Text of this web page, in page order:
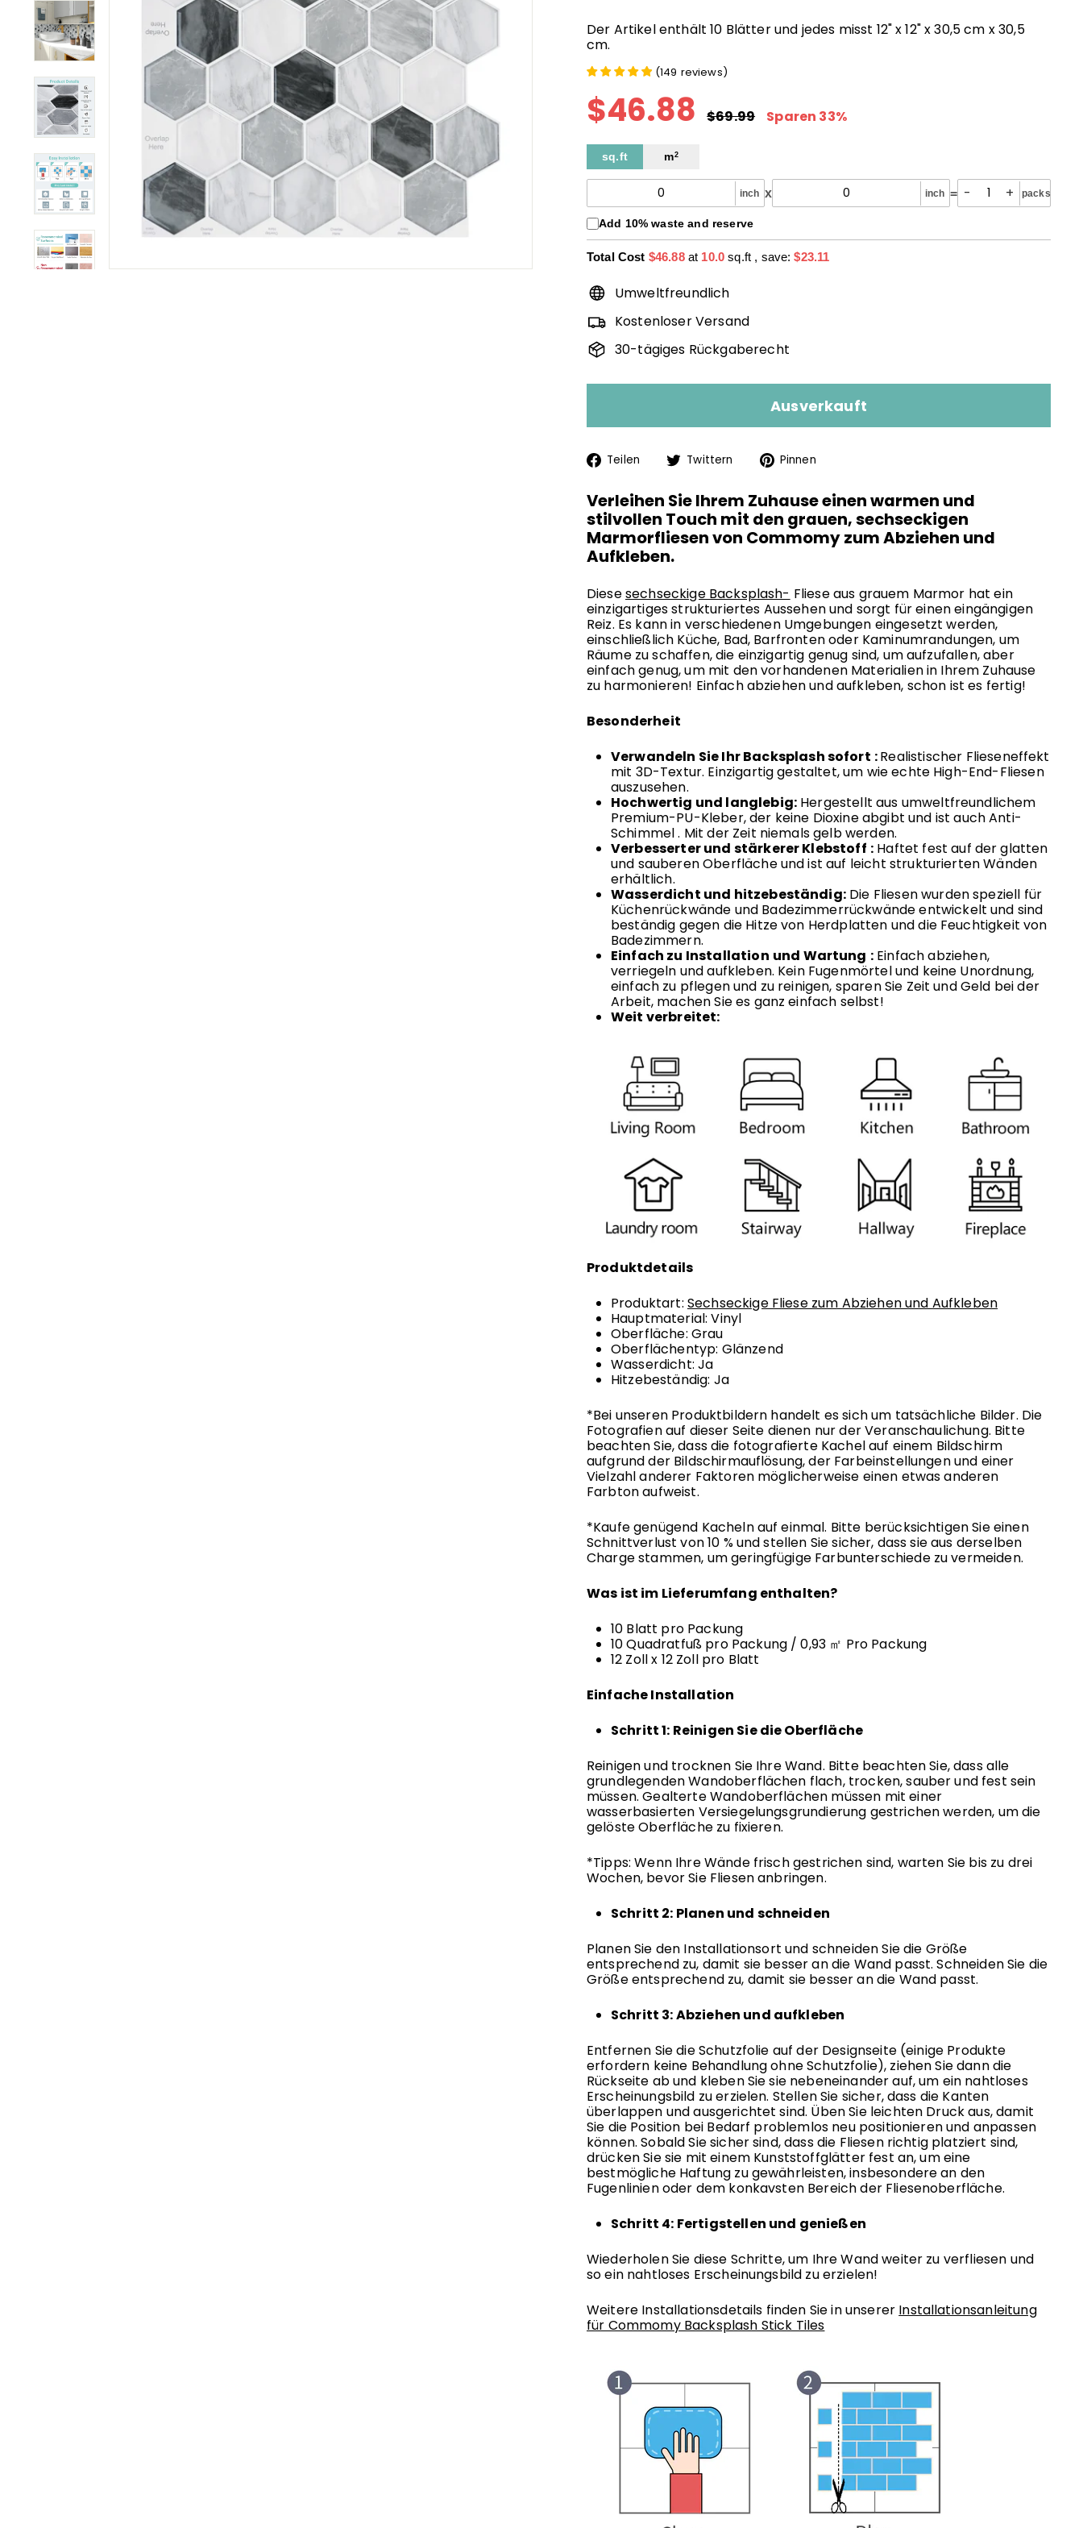
Der Artikel enthält 10 Blätter und jedes misst 12" x 12" x 30,5 cm x 30,5
cm.
(149 reviews)
$46.88 $46.88
Preis
$69.99$69.99
Sparen 33%
sq.ft m2
inch x inch = - + packs
Add 10% waste and reserve
Total Cost $46.88at 10.0 sq.ft , save:$23.11
Umweltfreundlich
Kostenloser Versand
30-tägiges Rückgaberecht
Ausverkauft
Teilen
Auf
teilen
Twittern
Auf
Pinnen
pinnen
Verleihen Sie Ihrem Zuhause einen warmen und
stilvollen Touch mit den grauen, sechseckigen
Marmorfliesen von Commomy zum Abziehen und
Aufkleben.
Diesesechseckige Backsplash- Fliese aus grauem Marmor hat ein
einzigartiges strukturiertes Aussehen und sorgt für einen eingängigen
Reiz. Es kann in verschiedenen Umgebungen eingesetzt werden,
einschließlich Küche, Bad, Barfronten oder Kaminumrandungen, um
Räume zu schaffen, die einzigartig genug sind, um aufzufallen, aber
einfach genug, um mit den vorhandenen Materialien in Ihrem Zuhause
zu harmonieren! Einfach abziehen und aufkleben, schon ist es fertig!
Besonderheit
Verwandeln Sie IhrBacksplash sofort :Realistischer Flieseneffekt
mit 3D-Textur. Einzigartig gestaltet, um wie echte High-End-Fliesen
auszusehen.
Hochwertig und langlebig: Hergestellt aus umweltfreundlichem
Premium-PU-Kleber, der keine Dioxine abgibt und ist auch Anti-
Schimmel. Mit der Zeit niemals gelb werden.
Verbesserter und stärkerer Klebstoff : Haftet fest auf der glatten
und sauberen Oberfläche und ist auf leicht strukturierten Wänden
erhältlich.
Wasserdicht und hitzebeständig:Die Fliesen wurden speziell für
Küchenrückwände und Badezimmerrückwände entwickelt und sind
beständig gegen die Hitze von Herdplatten und die Feuchtigkeit von
Badezimmern.
Einfach zu Installation und Wartung :Einfach abziehen,
verriegeln und aufkleben. Kein Fugenmörtel und keine Unordnung,
einfach zu pflegen und zu reinigen, sparen Sie Zeit und Geld bei der
Arbeit, machen Sie es ganz einfach selbst!
Weit verbreitet:
Produktdetails
Produktart: Sechseckige Fliese zum Abziehen und Aufkleben
Hauptmaterial: Vinyl
Oberfläche: Grau
Oberflächentyp: Glänzend
Wasserdicht: Ja
Hitzebeständig: Ja
*Bei unseren Produktbildern handelt es sich um tatsächliche Bilder. Die
Fotografien auf dieser Seite dienen nur der Veranschaulichung. Bitte
beachten Sie, dass die fotografierte Kachel auf einem Bildschirm
aufgrund der Bildschirmauflösung, der Farbeinstellungen und einer
Vielzahl anderer Faktoren möglicherweise einen etwas anderen
Farbton aufweist.
*Kaufe genügend Kacheln auf einmal. Bitte berücksichtigen Sie einen
Schnittverlust von 10 % und stellen Sie sicher, dass sie aus derselben
Charge stammen, um geringfügige Farbunterschiede zu vermeiden.
Was ist im Lieferumfang enthalten?
10 Blatt pro Packung
10 Quadratfuß pro Packung / 0,93 ㎡ Pro Packung
12 Zoll x 12 Zoll pro Blatt
Einfache Installation
Schritt 1: Reinigen Sie die Oberfläche
Reinigen und trocknen Sie Ihre Wand. Bitte beachten Sie, dass alle
grundlegenden Wandoberflächen flach, trocken, sauber und fest sein
müssen. Gealterte Wandoberflächen müssen mit einer
wasserbasierten Versiegelungsgrundierung gestrichen werden, um die
gelöste Oberfläche zu fixieren.
*Tipps: Wenn Ihre Wände frisch gestrichen sind, warten Sie bis zu drei
Wochen, bevor Sie Fliesen anbringen.
Schritt 2: Planen und schneiden
Planen Sie den Installationsort und schneiden Sie die Größe
entsprechend zu, damit sie besser an die Wand passt. Schneiden Sie die
Größe entsprechend zu, damit sie besser an die Wand passt.
Schritt 3: Abziehen und aufkleben
Entfernen Sie die Schutzfolie auf der Designseite (einige Produkte
erfordern keine Behandlung ohne Schutzfolie), ziehen Sie dann die
Rückseite ab und kleben Sie sie nebeneinander auf, um ein nahtloses
Erscheinungsbild zu erzielen. Stellen Sie sicher, dass die Kanten
überlappen und ausgerichtet sind. Üben Sie leichten Druck aus, damit
Sie die Position bei Bedarf problemlos neu positionieren und anpassen
können. Sobald Sie sicher sind, dass die Fliesen richtig platziert sind,
drücken Sie sie mit einem Kunststoffglätter fest an, um eine
bestmögliche Haftung zu gewährleisten, insbesondere an den
Fugenlinien oder dem konkavsten Bereich der Fliesenoberfläche.
Schritt 4: Fertigstellen und genießen
Wiederholen Sie diese Schritte, um Ihre Wand weiter zu verfliesen und
so ein nahtloses Erscheinungsbild zu erzielen!
Weitere Installationsdetails finden Sie in unserer Installationsanleitung
für Commomy Backsplash Stick Tiles